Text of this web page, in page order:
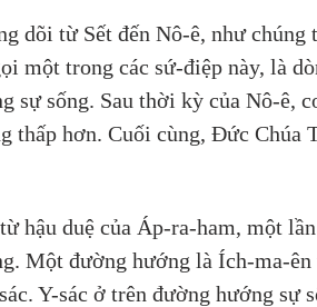
dõi từ Sết đến Nô-ê, như chúng
một trong các sứ-điệp này, là
sự sống. Sau thời kỳ của Nô-ê,
thấp hơn. Cuối cùng, Đức Chúa
từ hậu duệ của Áp-ra-ham, một
Một đường hướng là Ích-ma-ên
Y-sác ở trên đường hướng sự